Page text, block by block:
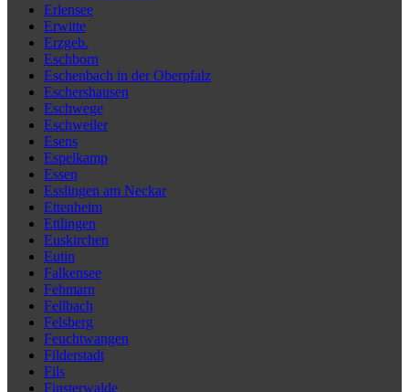
Erlensee
Erwitte
Erzgeb.
Eschborn
Eschenbach in der Oberpfalz
Eschershausen
Eschwege
Eschweiler
Esens
Espelkamp
Essen
Esslingen am Neckar
Ettenheim
Ettlingen
Euskirchen
Eutin
Falkensee
Fehmarn
Fellbach
Felsberg
Feuchtwangen
Filderstadt
Fils
Finsterwalde